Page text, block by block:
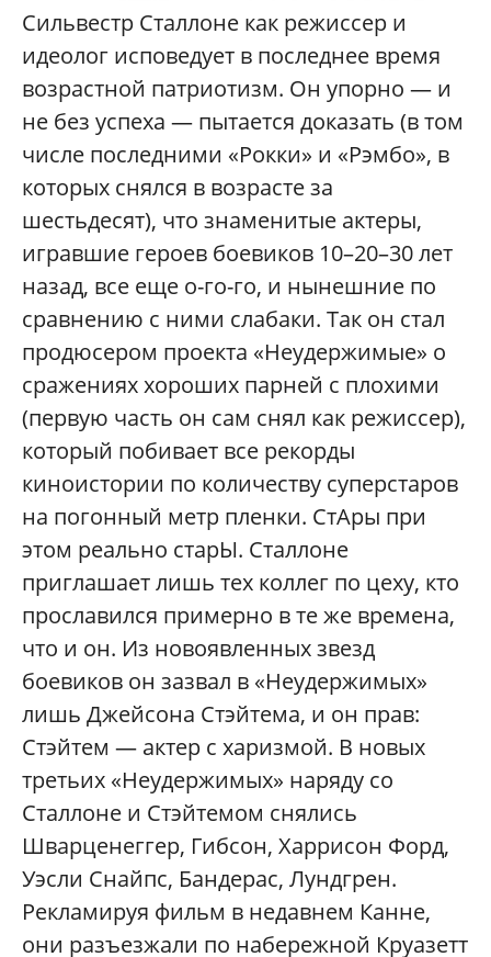
Сильвестр Сталлоне как режиссер и
идеолог исповедует в последнее время
возрастной патриотизм. Он упорно — и
не без успеха — пытается доказать (в том
числе последними «Рокки» и «Рэмбо», в
которых снялся в возрасте за
шестьдесят), что знаменитые актеры,
игравшие героев боевиков 10–20–30 лет
назад, все еще о-го-го, и нынешние по
сравнению с ними слабаки. Так он стал
продюсером проекта «Неудержимые» о
сражениях хороших парней с плохими
(первую часть он сам снял как режиссер),
который побивает все рекорды
киноистории по количеству суперстаров
на погонный метр пленки. СтАры при
этом реально старЫ. Сталлоне
приглашает лишь тех коллег по цеху, кто
прославился примерно в те же времена,
что и он. Из новоявленных звезд
боевиков он зазвал в «Неудержимых»
лишь Джейсона Стэйтема, и он прав:
Стэйтем — актер с харизмой. В новых
третьих «Неудержимых» наряду со
Сталлоне и Стэйтемом снялись
Шварценеггер, Гибсон, Харрисон Форд,
Уэсли Снайпс, Бандерас, Лундгрен.
Рекламируя фильм в недавнем Канне,
они разъезжали по набережной Круазетт